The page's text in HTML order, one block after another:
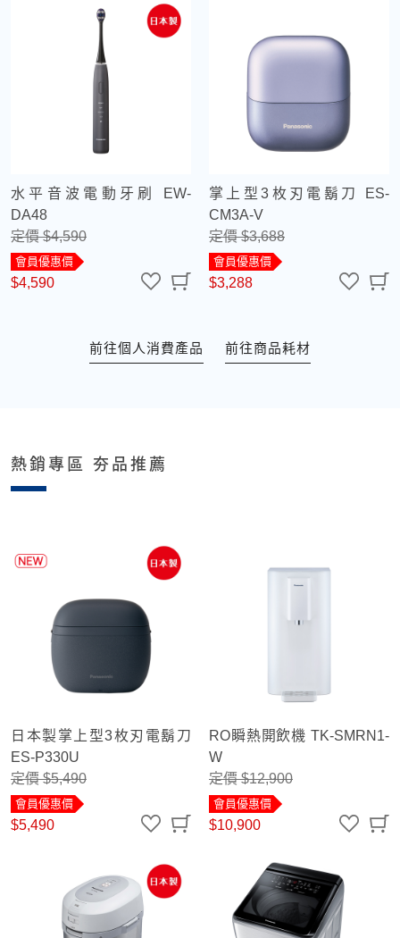
水平音波電動牙刷 EW-
DA48
定價 $4,590
會員優惠價
$4,590
掌上型3枚刃電鬍刀 ES-
CM3A-V
定價 $3,688
會員優惠價
$3,288
前往個人消費產品 前往商品耗材
熱銷專區 夯品推薦
日本製掌上型3枚刃電鬍刀
ES-P330U
定價 $5,490
會員優惠價
$5,490
RO瞬熱開飲機 TK-SMRN1-
W
定價 $12,900
會員優惠價
$10,900